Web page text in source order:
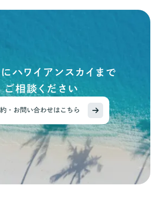
ハワイアンスカイまで
ご相談ください
・お問い合わせはこちら